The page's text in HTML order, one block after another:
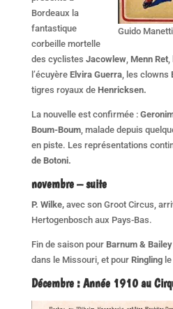
Guido
Bordeaux la
fantastique
corbeille mortelle
des cyclistes Jacowlew, Menn Ret,
l’écuyère Elvira Guerra, les clowns
tigres royaux de Henricksen.
La nouvelle est confirmée :
Boum-Boum, malade depuis
en piste. Les représentations
de Botoni.
novembre – suite
P. Wilke,avec son Groot Circus,
Hertogenbosch aux Pays-Bas.
Fin de saison pour Barnum & Bailey
dans le Missouri, et pour Ringlingle
Décembre:Année 1910 au